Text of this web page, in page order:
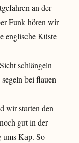
an der
Funk hören wir
englische Küste
schlängeln
bei flauen
wir starten den
gut in der
ums Kap. So